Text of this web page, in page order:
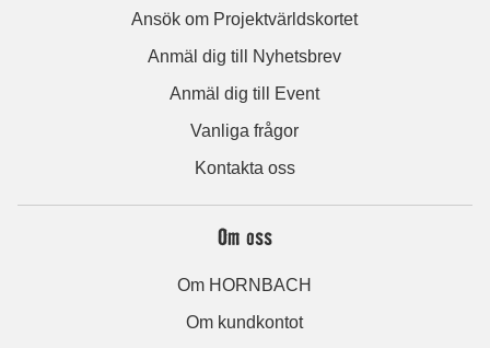
Ansök om Projektvärldskortet
Anmäl dig till Nyhetsbrev
Anmäl dig till Event
Vanliga frågor
Kontakta oss
Om oss
Om HORNBACH
Om kundkontot